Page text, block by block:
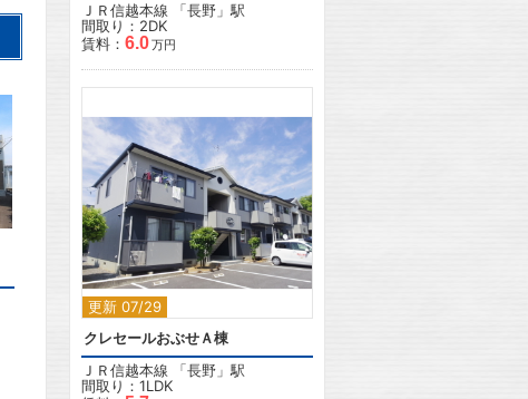
ＪＲ信越本線 「長野 」駅
間取り：2DK
賃料： 6.0万円
更新 07/29
2
クレセールおぶせＡ棟
ＪＲ信越本線 「長野 」駅
間取り：1LDK